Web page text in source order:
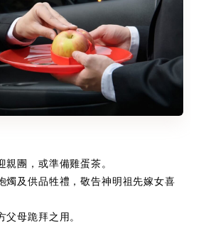
親團，或準備雞蛋茶。
燭及供品牲禮，敬告神明祖先嫁女喜
父母跪拜之用。